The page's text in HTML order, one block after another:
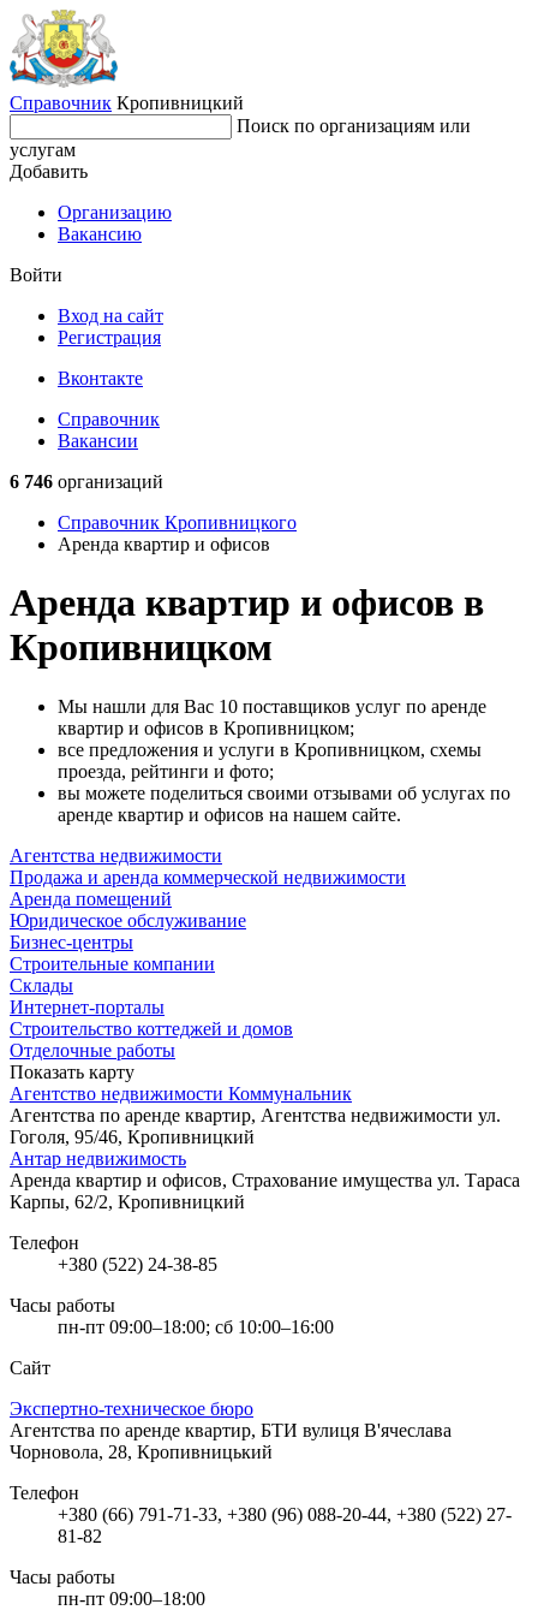
Справочник Кропивницкий
Поиск по организациям или
услугам
Добавить
Организацию
Вакансию
Войти
Вход на сайт
Регистрация
Вконтакте
Справочник
Вакансии
6 746 организаций
Справочник Кропивницкого
Аренда квартир и офисов
Аренда квартир и офисов в
Кропивницком
Мы нашли для Вас 10 поставщиков услуг по аренде
квартир и офисов в Кропивницком;
все предложения и услуги в Кропивницком, схемы
проезда, рейтинги и фото;
вы можете поделиться своими отзывами об услугах по
аренде квартир и офисов на нашем сайте.
Агентства недвижимости
Продажа и аренда коммерческой недвижимости
Аренда помещений
Юридическое обслуживание
Бизнес-центры
Строительные компании
Склады
Интернет-порталы
Строительство коттеджей и домов
Отделочные работы
Показать карту
Агентство недвижимости Коммунальник
Агентства по аренде квартир, Агентства недвижимости ул.
Гоголя, 95/46, Кропивницкий
Антар недвижимость
Аренда квартир и офисов, Страхование имущества ул. Тараса
Карпы, 62/2, Кропивницкий
Телефон
+380 (522) 24-38-85
Часы работы
пн-пт 09:00–18:00; сб 10:00–16:00
Сайт
Экспертно-техническое бюро
Агентства по аренде квартир, БТИ вулиця В'ячеслава
Чорновола, 28, Кропивницький
Телефон
+380 (66) 791-71-33, +380 (96) 088-20-44, +380 (522) 27-
81-82
Часы работы
пн-пт 09:00–18:00